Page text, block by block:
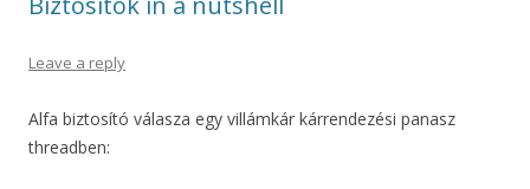
Leave a reply
Alfa biztosító válasza egy villámkár kárrendezési panasz
threadben: